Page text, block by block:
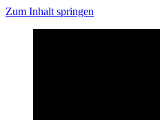
Zum Inhalt springen